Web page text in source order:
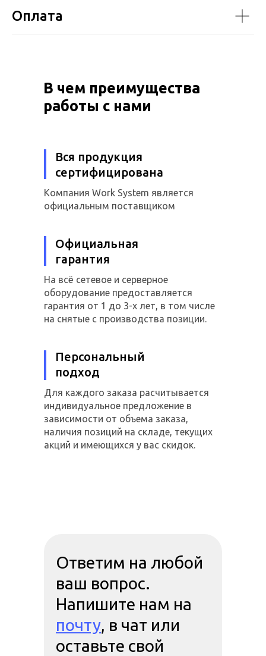
Оплата
В чем преимущества
работы с нами
Вся продукция
сертифицирована
Компания Work System является
официальным поставщиком
Официальная
гарантия
На всё сетевое и серверное
оборудование предоставляется
гарантия от 1 до 3-х лет, в том числе
на снятые с производства позиции.
Персональный
подход
Для каждого заказа расчитывается
индивидуальное предложение в
зависимости от объема заказа,
наличия позиций на складе, текущих
акций и имеющихся у вас скидок.
Ответим на любой
ваш вопрос.
Напишите нам на
почту, в чат или
оставьте свой